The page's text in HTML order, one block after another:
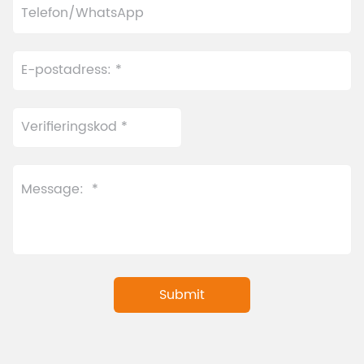
professionella
tebryggaren möjliggör
innovativ, praktisk
matningsport och
dryckesmenyn för denna